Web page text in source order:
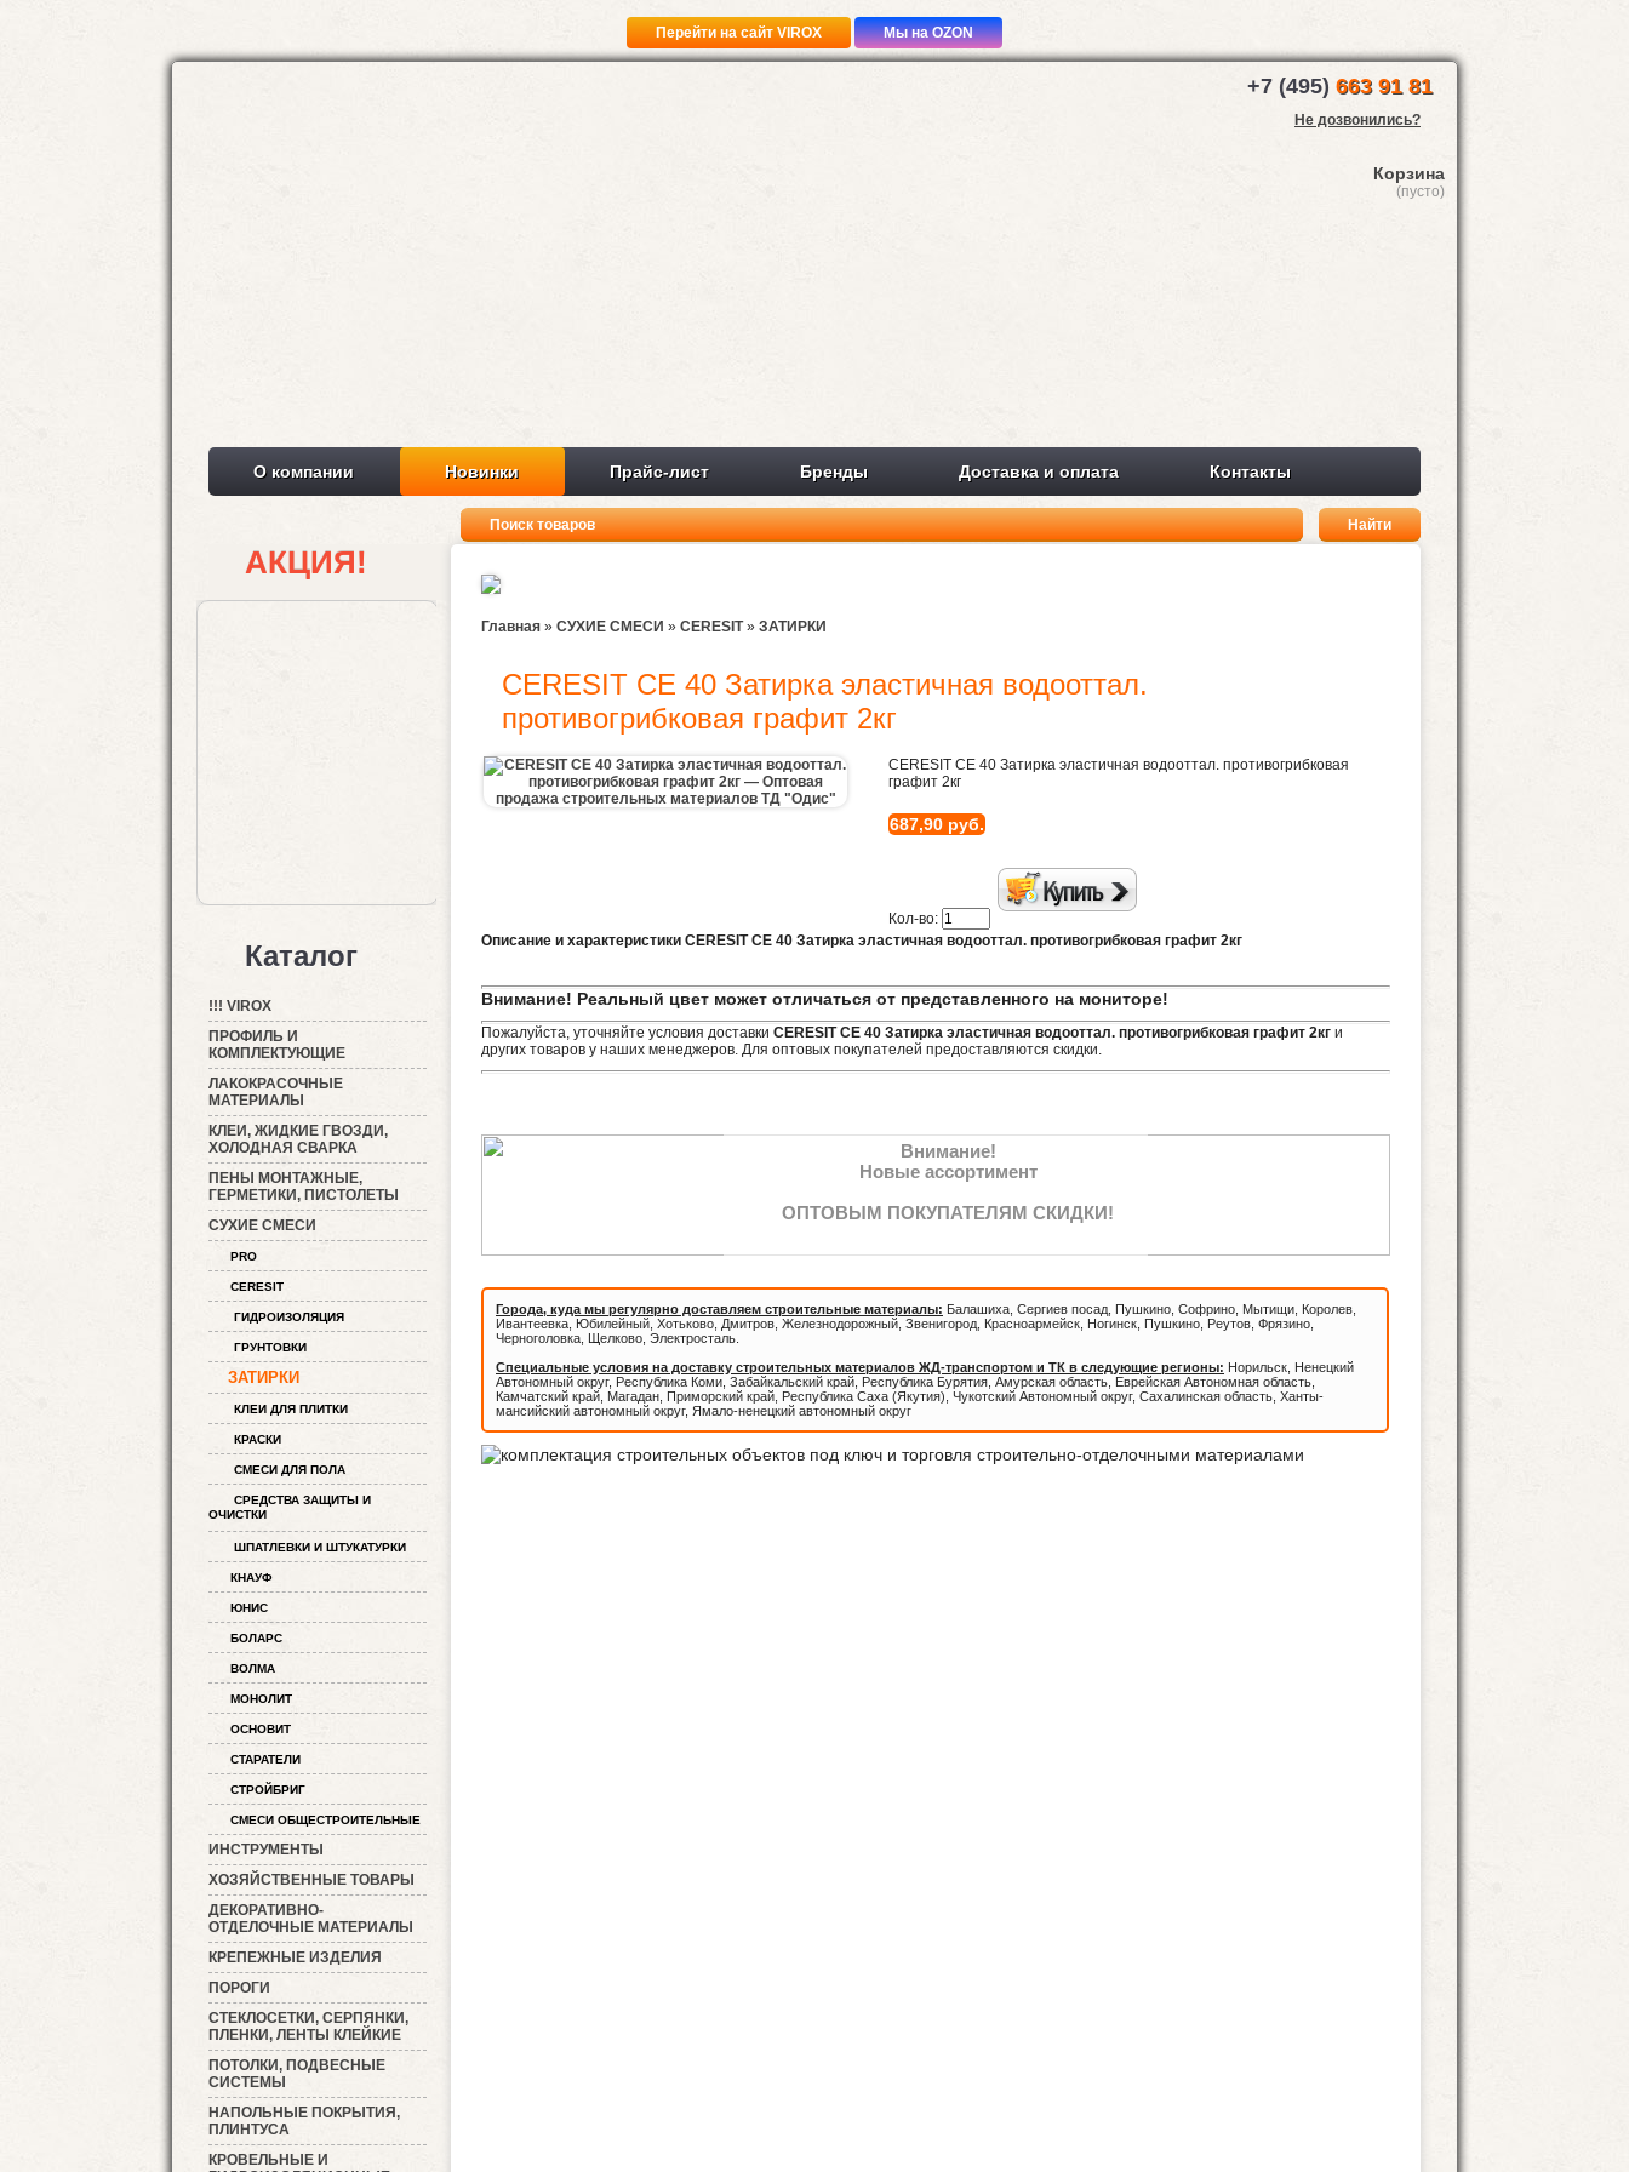
Перейти на сайт VIROX Мы на OZON
+7 (495) 663 91 81
Не дозвонились?
Корзина
(пусто)
О компании Новинки Прайс-лист Бренды Доставка и оплата Контакты
АКЦИЯ!
Каталог
!!! VIROX
ПРОФИЛЬ И
КОМПЛЕКТУЮЩИЕ
ЛАКОКРАСОЧНЫЕ
МАТЕРИАЛЫ
КЛЕИ, ЖИДКИЕ ГВОЗДИ,
ХОЛОДНАЯ СВАРКА
ПЕНЫ МОНТАЖНЫЕ,
ГЕРМЕТИКИ, ПИСТОЛЕТЫ
СУХИЕ СМЕСИ
PRO
CERESIT
ГИДРОИЗОЛЯЦИЯ
ГРУНТОВКИ
ЗАТИРКИ
КЛЕИ ДЛЯ ПЛИТКИ
КРАСКИ
СМЕСИ ДЛЯ ПОЛА
СРЕДСТВА ЗАЩИТЫ И
ОЧИСТКИ
ШПАТЛЕВКИ И ШТУКАТУРКИ
КНАУФ
ЮНИС
БОЛАРС
ВОЛМА
МОНОЛИТ
ОСНОВИТ
СТАРАТЕЛИ
СТРОЙБРИГ
СМЕСИ ОБЩЕСТРОИТЕЛЬНЫЕ
ИНСТРУМЕНТЫ
ХОЗЯЙСТВЕННЫЕ ТОВАРЫ
ДЕКОРАТИВНО-
ОТДЕЛОЧНЫЕ МАТЕРИАЛЫ
КРЕПЕЖНЫЕ ИЗДЕЛИЯ
ПОРОГИ
СТЕКЛОСЕТКИ, СЕРПЯНКИ,
ПЛЕНКИ, ЛЕНТЫ КЛЕЙКИЕ
ПОТОЛКИ, ПОДВЕСНЫЕ
СИСТЕМЫ
НАПОЛЬНЫЕ ПОКРЫТИЯ,
ПЛИНТУСА
КРОВЕЛЬНЫЕ И
Главная » СУХИЕ СМЕСИ » CERESIT» ЗАТИРКИ
CERESIT CE 40 Затирка эластичная водооттал.
противогрибковая графит 2кг
CERESIT CE 40 Затирка эластичная водооттал. противогрибковая
графит 2кг
687,90 руб.
Кол-во:
Описание и характеристики CERESIT CE 40 Затирка эластичная водооттал. противогрибковая графит 2кг
Внимание! Реальный цвет может отличаться от представленного на мониторе!
Пожалуйста, уточняйте условия доставки CERESIT CE 40 Затирка эластичная водооттал. противогрибковая графит 2кг и
других товаров у наших менеджеров. Для оптовых покупателей предоставляются скидки.
Внимание!
Новые ассортимент
ОПТОВЫМ ПОКУПАТЕЛЯМ СКИДКИ!
Города, куда мы регулярно доставляем строительные материалы: Балашиха, Сергиев посад, Пушкино, Софрино, Мытищи, Королев,
Ивантеевка, Юбилейный, Хотьково, Дмитров, Железнодорожный, Звенигород, Красноармейск, Ногинск, Пушкино, Реутов, Фрязино,
Черноголовка, Щелково, Электросталь.
Специальные условия на доставку строительных материалов ЖД-транспортом и ТК в следующие регионы: Норильск, Ненецкий
Автономный округ, Республика Коми, Забайкальский край, Республика Бурятия, Амурская область, Еврейская Автономная область,
Камчатский край, Магадан, Приморский край, Республика Саха (Якутия), Чукотский Автономный округ, Сахалинская область, Ханты-
мансийский автономный округ, Ямало-ненецкий автономный округ